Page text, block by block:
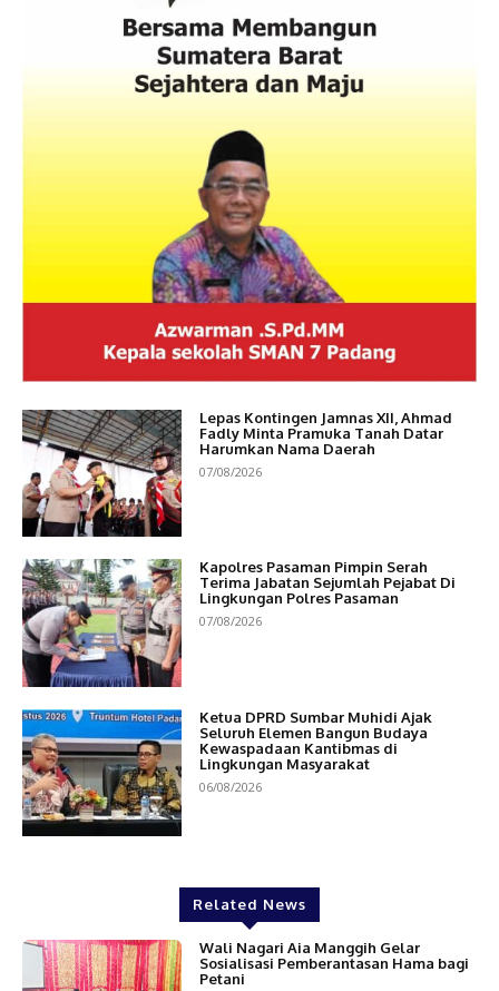
Lepas Kontingen Jamnas XII, Ahmad
Fadly Minta Pramuka Tanah Datar
Harumkan Nama Daerah
07/08/2026
Kapolres Pasaman Pimpin Serah
Terima Jabatan Sejumlah Pejabat Di
Lingkungan Polres Pasaman
07/08/2026
Ketua DPRD Sumbar Muhidi Ajak
Seluruh Elemen Bangun Budaya
Kewaspadaan Kantibmas di
Lingkungan Masyarakat
06/08/2026
Related News
Wali Nagari Aia Manggih Gelar
Sosialisasi Pemberantasan Hama bagi
Petani